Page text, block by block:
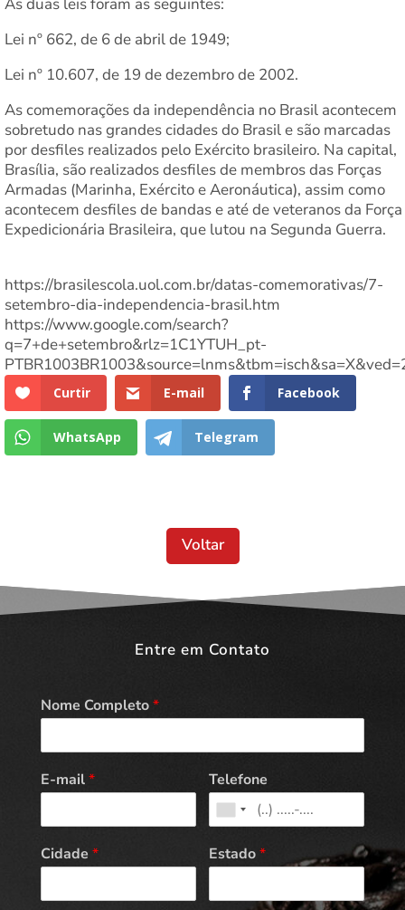
As duas leis foram as seguintes:
Lei nº 662, de 6 de abril de 1949;
Lei nº 10.607, de 19 de dezembro de 2002.
As comemorações da independência no Brasil acontecem
sobretudo nas grandes cidades do Brasil e são marcadas
por desfiles realizados pelo Exército brasileiro. Na capital,
Brasília, são realizados desfiles de membros das Forças
Armadas (Marinha, Exército e Aeronáutica), assim como
acontecem desfiles de bandas e até de veteranos da Força
Expedicionária Brasileira, que lutou na Segunda Guerra.
https://brasilescola.uol.com.br/datas-comemorativas/7-
setembro-dia-independencia-brasil.htm
https://www.google.com/search?
q=7+de+setembro&rlz=1C1YTUH_pt-
Curtir E-mail Facebook
WhatsApp Telegram
Voltar
Entre em Contato
Nome Completo*
E-mail* Telefone
Cidade * Estado*